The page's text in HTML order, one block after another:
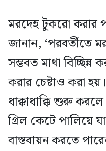
মরদেহ টুকরো করার
জানান, ‘পরবর্তীতে
সম্ভবত মাথা
করার চেষ্টাও করা
ধাক্কাধাক্কি শুরু
গ্রিল কেটে পালিয়ে
বাস্তবায়ন করতে